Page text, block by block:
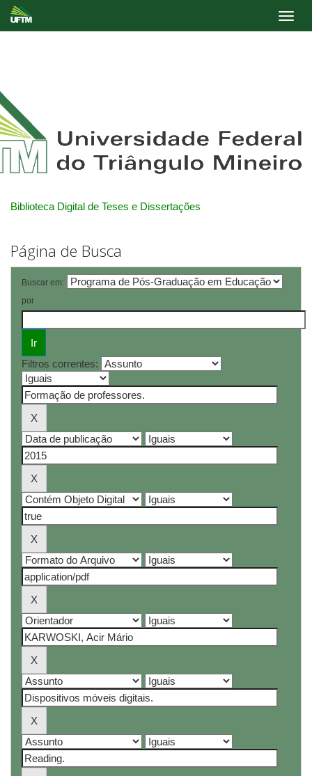
Biblioteca Digital de Teses e Dissertações
Página de Busca
Buscar em:
por
Filtros correntes: